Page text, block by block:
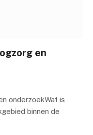
en
onderzoekWat is
binnen de